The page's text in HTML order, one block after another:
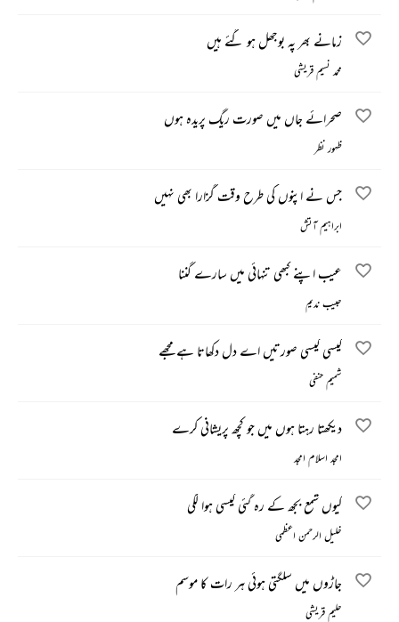
زمانے بھر پہ بوجھل ہو گئے ہیں
محمد نسیم قریشی
صحرائے جاں میں صورت ریگ پریدہ ہوں
ظہور نظر
جس نے اپنوں کی طرح وقت گزارا بھی نہیں
ابراہیم آتش
عیب اپنے کبھی تنہائی میں سارے گننا
حبیب ندیم
کیسی کیسی صورتیں اے دل دکھاتا ہے مجھے
شمیم حنفی
دیکھتا رہتا ہوں میں جو کچھ پریشانی کرے
امجد اسلام امجد
کیوں شمع بجھ کے رہ گئی کیسی ہوا لگی
خلیل الرحمن اعظمی
جاڑوں میں سلگتی ہوئی ہر رات کا موسم
حلیم قریشی